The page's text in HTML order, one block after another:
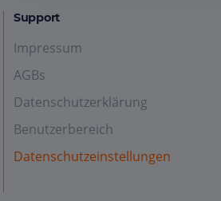
Support
Impressum
AGBs
Datenschutzerklärung
Benutzerbereich
Datenschutzeinstellungen